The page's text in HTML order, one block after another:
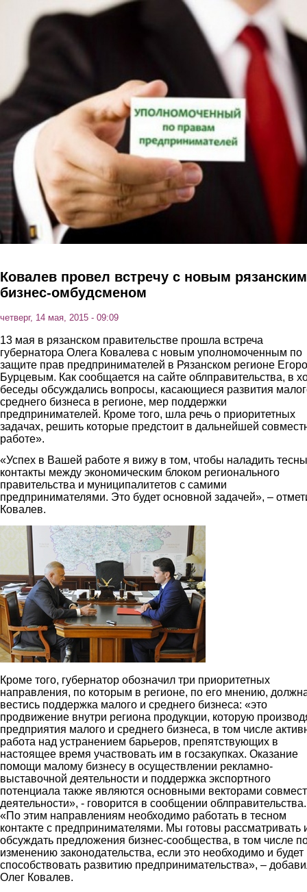
Перейти к основному содержанию
Ковалев провел встречу с новым рязанским
бизнес-омбудсменом
четверг, 14 мая, 2015 - 09:09
13 мая в рязанском правительстве прошла встреча
губернатора Олега Ковалева с новым уполномоченным по
защите прав предпринимателей в Рязанском регионе
Бурцевым. Как сообщается на сайте облправительства, в
беседы обсуждались вопросы, касающиеся развития
среднего бизнеса в регионе, мер поддержки
предпринимателей. Кроме того, шла речь о приоритетных
задачах, решить которые предстоит в дальнейшей
работе».
«Успех в Вашей работе я вижу в том, чтобы наладить
контакты между экономическим блоком регионального
правительства и муниципалитетов с самими
предпринимателями. Это будет основной задачей», –
Ковалев.
1.jpg
Кроме того, губернатор обозначил три приоритетных
направления, по которым в регионе, по его мнению,
вестись поддержка малого и среднего бизнеса: «это
продвижение внутри региона продукции, которую
предприятия малого и среднего бизнеса, в том числе
работа над устранением барьеров, препятствующих в
настоящее время участвовать им в госзакупках. Оказание
помощи малому бизнесу в осуществлении рекламно-
выставочной деятельности и поддержка экспортного
потенциала также являются основными векторами
деятельности», - говорится в сообщении облправительства.
«По этим направлениям необходимо работать в тесном
контакте с предпринимателями. Мы готовы рассматривать
обсуждать предложения бизнес-сообщества, в том числе
изменению законодательства, если это необходимо и будет
способствовать развитию предпринимательства», –
Олег Ковалев.